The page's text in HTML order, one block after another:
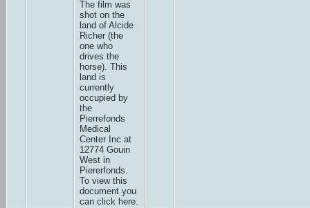
The film was
shot on the
land of Alcide
Richer (the
one who
drives the
horse). This
land is
currently
occupied by
the
Pierrefonds
Medical
Center Inc at
12774 Gouin
West in
Piererfonds.
To view this
document you
can click here.